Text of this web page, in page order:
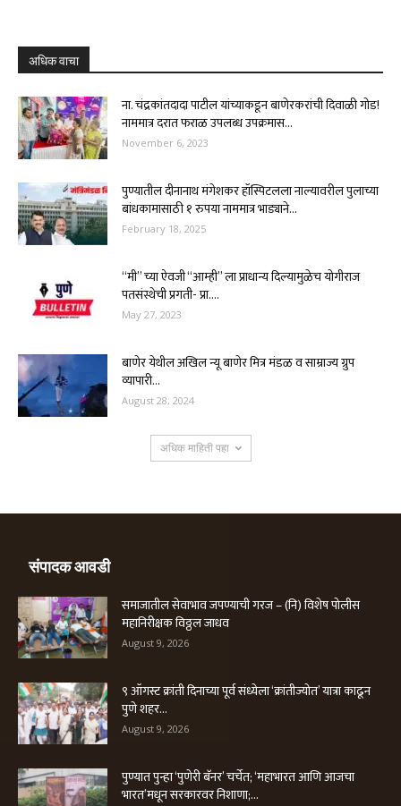
अधिक वाचा
ना. चंद्रकांतदादा पाटील यांच्याकडून बाणेरकरांची दिवाळी गोड!
नाममात्र दरात फराळ उपलब्ध उपक्रमास...
November 6, 2023
पुण्यातील दीनानाथ मंगेशकर हॉस्पिटलला नाल्यावरील पुलाच्या
बांधकामासाठी १ रुपया नाममात्र भाड्याने...
February 18, 2025
“मी” च्या ऐवजी “आम्ही” ला प्राधान्य दिल्यामुळेच योगीराज
पतसंस्थेची प्रगती- प्रा....
May 27, 2023
बाणेर येथील अखिल न्यू बाणेर मित्र मंडळ व साम्राज्य ग्रुप
व्यापारी...
August 28, 2024
अधिक माहिती पहा
संपादक आवडी
समाजातील सेवाभाव जपण्याची गरज – (नि) विशेष पोलीस
महानिरीक्षक विठ्ठल जाधव
August 9, 2026
९ ऑगस्ट क्रांती दिनाच्या पूर्व संध्येला ‘क्रांतीज्योत’ यात्रा काढून
पुणे शहर...
August 9, 2026
पुण्यात पुन्हा ‘पुणेरी बॅनर’ चर्चेत; ‘महाभारत आणि आजचा
भारत’मधून सरकारवर निशाणा;...